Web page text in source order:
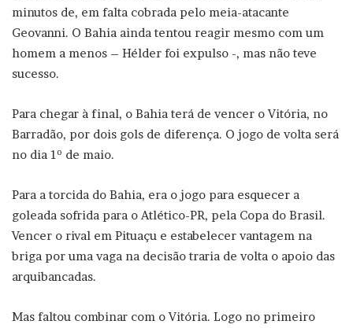
minutos de, em falta cobrada pelo meia-atacante
Geovanni. O Bahia ainda tentou reagir mesmo com um
homem a menos – Hélder foi expulso -, mas não teve
sucesso.
Para chegar à final, o Bahia terá de vencer o Vitória, no
Barradão, por dois gols de diferença. O jogo de volta será
no dia 1º de maio.
Para a torcida do Bahia, era o jogo para esquecer a
goleada sofrida para o Atlético-PR, pela Copa do Brasil.
Vencer o rival em Pituaçu e estabelecer vantagem na
briga por uma vaga na decisão traria de volta o apoio das
arquibancadas.
Mas faltou combinar com o Vitória. Logo no primeiro